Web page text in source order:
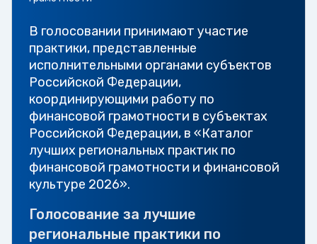
В голосовании принимают участие
практики, представленные
исполнительными органами субъектов
Российской Федерации,
координирующими работу по
финансовой грамотности в субъектах
Российской Федерации, в «Каталог
лучших региональных практик по
финансовой грамотности и финансовой
культуре 2026».
Голосование за лучшие
региональные практики по